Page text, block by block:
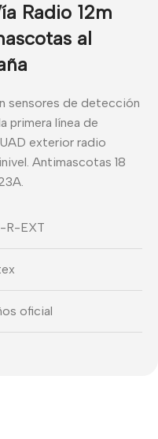
Radio 12m
al
sensores de detección
primera línea de
exterior radio
Antimascotas 18
R-EXT
oficial